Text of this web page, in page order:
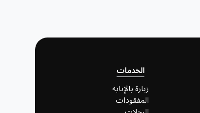
الخدمات
زيارة بالإنابة
المفقودات